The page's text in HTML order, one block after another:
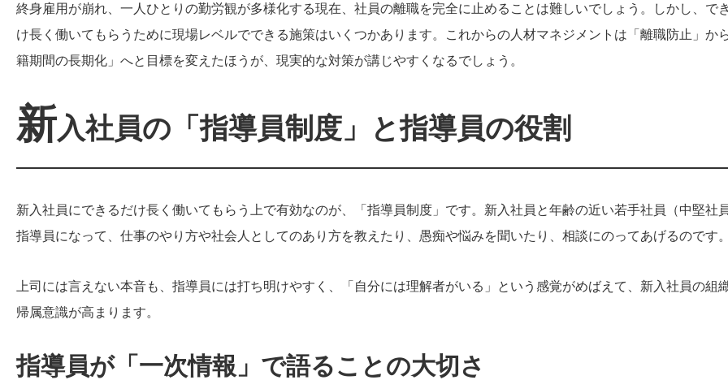
終身雇用が崩れ、一人ひとりの勤労観が多様化する現在、社員の離職を完全に止めることは難しいでしょう。しかし、で
け長く働いてもらうために現場レベルでできる施策はいくつかあります。これからの人材マネジメントは「離職防止」か
籍期間の長期化」へと目標を変えたほうが、現実的な対策が講じやすくなるでしょう。
新入社員の「指導員制度」と指導員の役割
新入社員にできるだけ長く働いてもらう上で有効なのが、「指導員制度」です。新入社員と年齢の近い若手社員（中堅社
指導員になって、仕事のやり方や社会人としてのあり方を教えたり、愚痴や悩みを聞いたり、相談にのってあげるのです
上司には言えない本音も、指導員には打ち明けやすく、「自分には理解者がいる」という感覚がめばえて、新入社員の組
帰属意識が高まります。
指導員が「一次情報」で語ることの大切さ